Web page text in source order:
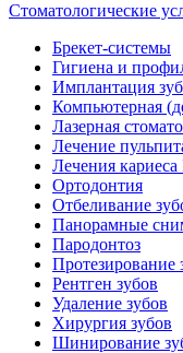
Стоматологические
Брекет-системы
Гигиена и
Имплантация
Компьютерная
Лазерная
Лечение
Лечения
Ортодонтия
Отбеливание
Панорамные
Пародонтоз
Протезирование
Рентген зубов
Удаление зубов
Хирургия зубов
Шинирование